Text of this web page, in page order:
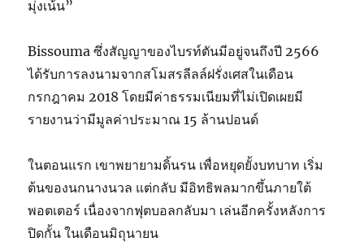
มุ่งเน้น”
Bissouma ซึ่งสัญญาของไบรท์ตันมีอยู่จนถึงปี 2566
ได้รับการลงนามจากสโมสรลีลล์ฝรั่งเศสในเดือน
กรกฎาคม 2018 โดยมีค่าธรรมเนียมที่ไม่เปิดเผยมี
รายงานว่ามีมูลค่าประมาณ 15 ล้านปอนด์
ในตอนแรก เขาพยายามดิ้นรน เพื่อหยุดยั้งบทบาท เริ่ม
ต้นของนกนางนวล แต่กลับ มีอิทธิพลมากขึ้นภายใต้
พอตเตอร์ เนื่องจากฟุตบอลกลับมา เล่นอีกครั้งหลังการ
ปิดกั้น ในเดือนมิถุนายน